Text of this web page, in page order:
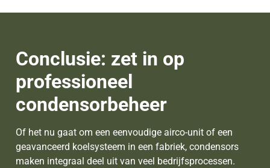
Conclusie: zet in op
professioneel
condensorbeheer
Of het nu gaat om een eenvoudige airco-unit of een
geavanceerd koelsysteem in een fabriek, condensors
maken integraal deel uit van veel bedrijfsprocessen.